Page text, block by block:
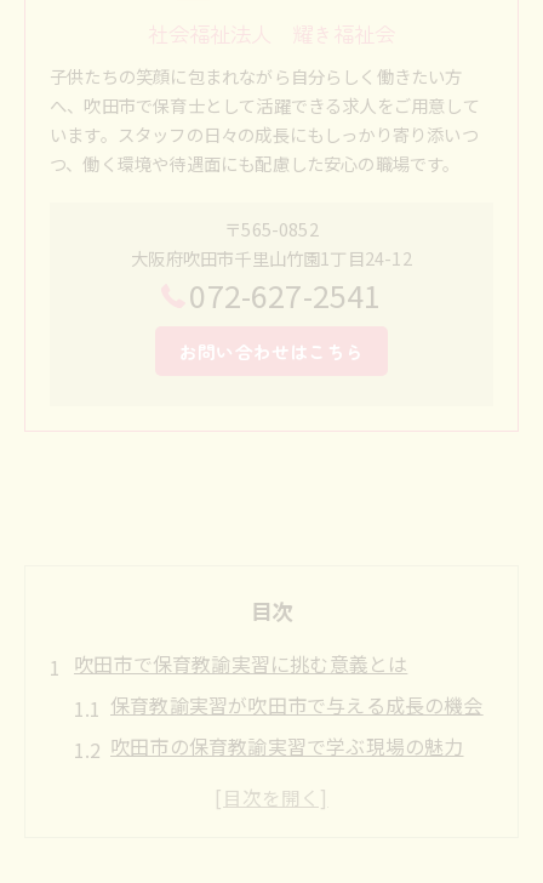
社会福祉法人 耀き福祉会
子供たちの笑顔に包まれながら自分らしく働きたい方
へ、吹田市で保育士として活躍できる求人をご用意して
います。スタッフの日々の成長にもしっかり寄り添いつ
つ、働く環境や待遇面にも配慮した安心の職場です。
〒565-0852
大阪府吹田市千里山竹園1丁目24-12
072-627-2541
お問い合わせはこちら
目次
吹田市で保育教諭実習に挑む意義とは
保育教諭実習が吹田市で与える成長の機会
吹田市の保育教諭実習で学ぶ現場の魅力
保育教諭として必要な姿勢を実習で身につ